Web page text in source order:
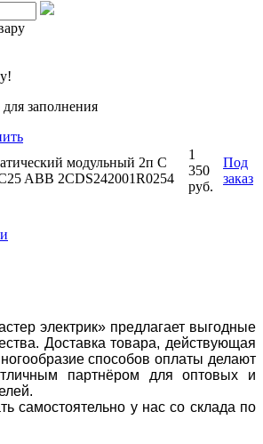
заполнения
модульный 2п C
ABB 2CDS242001R0254
1
350
руб.
Под
заказ
электрик» предлагает выгодные
Доставка товара, действующая
способов оплаты делают
партнёром для оптовых и
самостоятельно у нас со склада по